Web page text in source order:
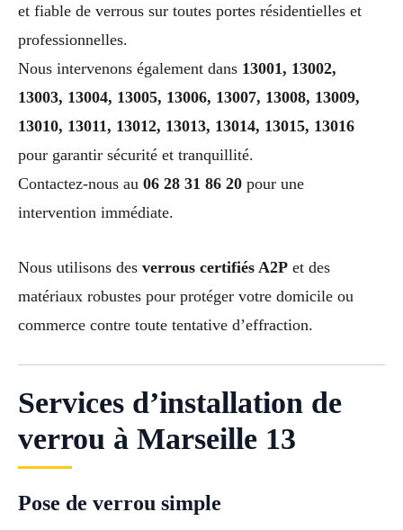
et fiable de verrous sur toutes portes résidentielles et
professionnelles.
Nous intervenons également dans 13001, 13002,
13003, 13004, 13005, 13006, 13007, 13008, 13009,
13010, 13011, 13012, 13013, 13014, 13015, 13016
pour garantir sécurité et tranquillité.
Contactez-nous au 06 28 31 86 20 pour une
intervention immédiate.
Nous utilisons des verrous certifiés A2P et des
matériaux robustes pour protéger votre domicile ou
commerce contre toute tentative d’effraction.
Services d’installation de
verrou à Marseille 13
Pose de verrou simple